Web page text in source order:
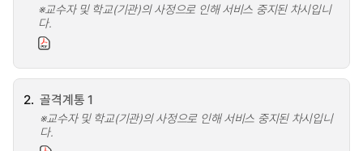
※교수자 및 학교(기관)의 사정으로 인해 서비스 중지된 차시입니
다.
2. 골격계통 1
※교수자 및 학교(기관)의 사정으로 인해 서비스 중지된 차시입니
다.